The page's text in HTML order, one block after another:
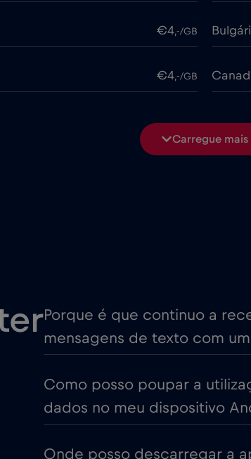
€4,-/GB
€4,-/GB
€4,-/GB Chile
€2,-/GB Dubai
€12,-/GB
Carregue mais
Porque é que continuo a
mensagens de texto com um
Como posso poupar a
dados no meu dispositivo
Onde posso descarregar a